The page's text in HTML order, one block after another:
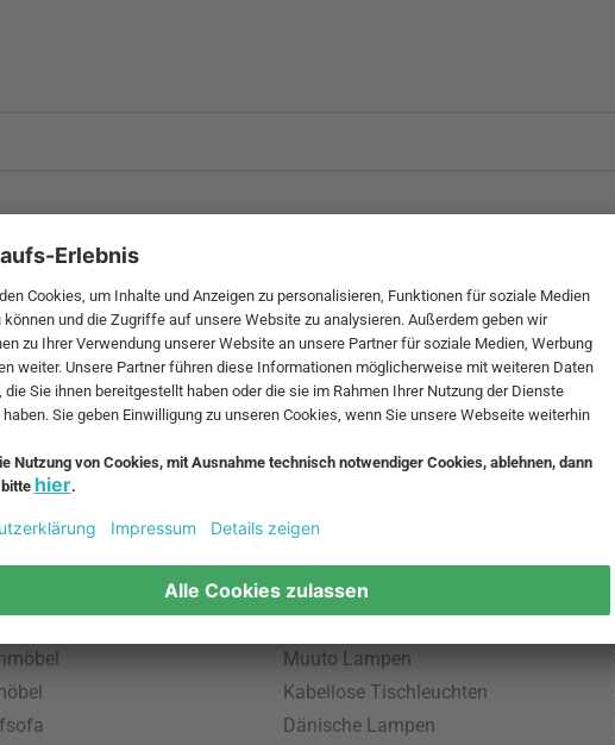
und zzgl.Versandkosten.
Muuto Lampen
Kabellose Tischleuchten
Dänische Lampen